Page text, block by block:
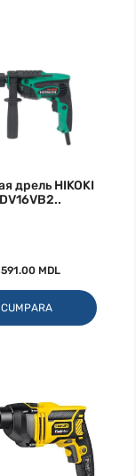
дрель HIKOKI
591.00 MDL
CUMPARA